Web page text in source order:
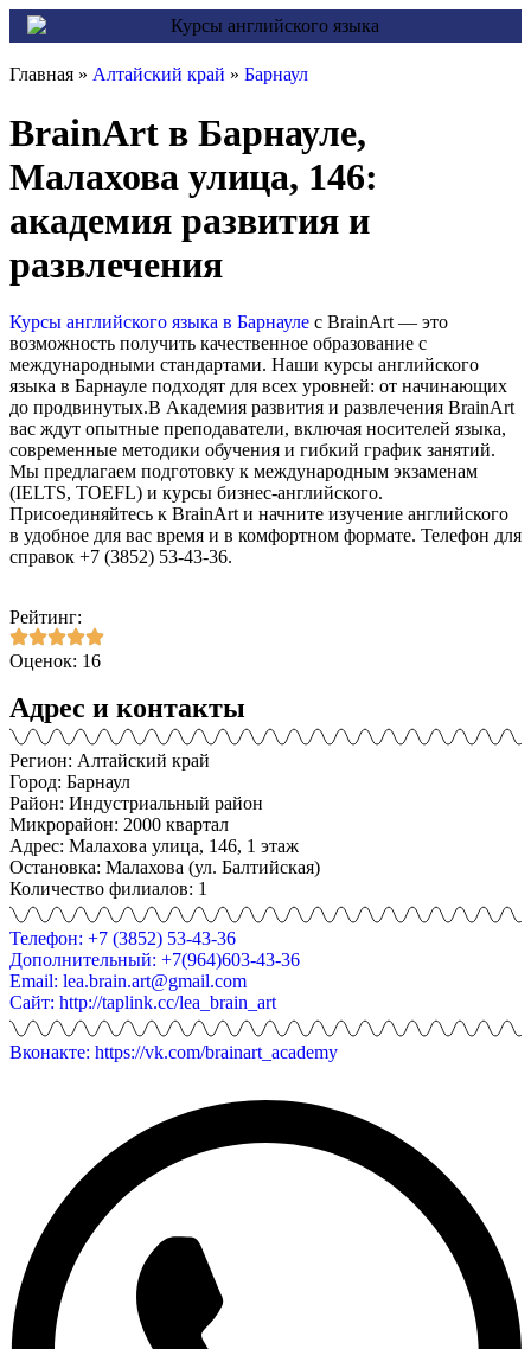
Главная » Алтайский край » Барнаул
BrainArt в Барнауле,
Малахова улица, 146:
академия развития и
развлечения
Курсы английского языка в Барнауле с BrainArt — это
возможность получить качественное образование с
международными стандартами. Наши курсы английского
языка в Барнауле подходят для всех уровней: от начинающих
до продвинутых.В Академия развития и развлечения BrainArt
вас ждут опытные преподаватели, включая носителей языка,
современные методики обучения и гибкий график занятий.
Мы предлагаем подготовку к международным экзаменам
(IELTS, TOEFL) и курсы бизнес-английского.
Присоединяйтесь к BrainArt и начните изучение английского
в удобное для вас время и в комфортном формате. Телефон для
справок +7 (3852) 53-43-36.
Рейтинг:
Оценок: 16
Адрес и контакты
Регион: Алтайский край
Город: Барнаул
Район: Индустриальный район
Микрорайон: 2000 квартал
Адрес: Малахова улица, 146, 1 этаж
Остановка: Малахова (ул. Балтийская)
Количество филиалов: 1
Телефон: +7 (3852) 53-43-36
Дополнительный: +7(964)603-43-36
Email: lea.brain.art@gmail.com
Сайт: http://taplink.cc/lea_brain_art
Вконакте: https://vk.com/brainart_academy